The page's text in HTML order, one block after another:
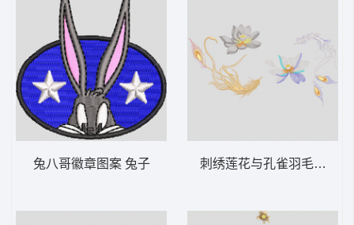
兔八哥徽章图案 兔子 刺绣莲花与孔雀羽毛图案